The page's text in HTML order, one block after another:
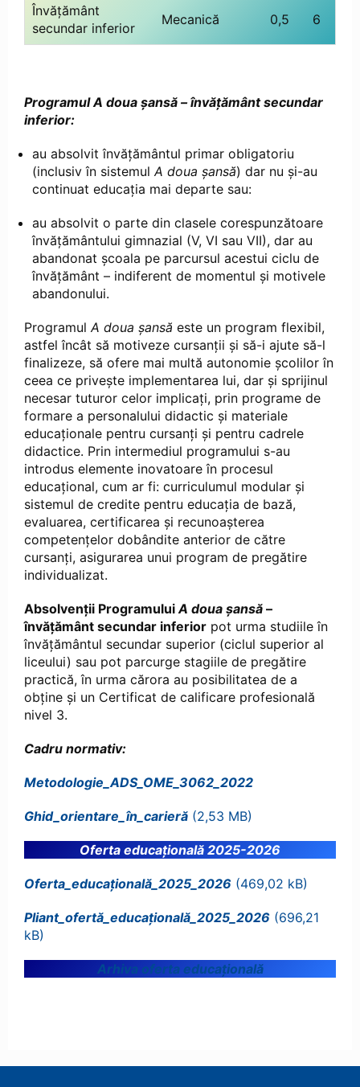
Învățământ
secundar inferior
Mecanică 0,5 6
Programul A doua şansă – învăţământ secundar
inferior:
au absolvit învăţământul primar obligatoriu
(inclusiv în sistemul A doua şansă) dar nu şi-au
continuat educaţia mai departe sau:
au absolvit o parte din clasele corespunzătoare
învăţământului gimnazial (V, VI sau VII), dar au
abandonat şcoala pe parcursul acestui ciclu de
învăţământ – indiferent de momentul şi motivele
abandonului.
Programul A doua șansă este un program flexibil,
astfel încât să motiveze cursanţii şi să-i ajute să-l
finalizeze, să ofere mai multă autonomie şcolilor în
ceea ce priveşte implementarea lui, dar şi sprijinul
necesar tuturor celor implicaţi, prin programe de
formare a personalului didactic şi materiale
educaţionale pentru cursanţi şi pentru cadrele
didactice. Prin intermediul programului s-au
introdus elemente inovatoare în procesul
educaţional, cum ar fi: curriculumul modular şi
sistemul de credite pentru educaţia de bază,
evaluarea, certificarea şi recunoaşterea
competenţelor dobândite anterior de către
cursanţi, asigurarea unui program de pregătire
individualizat.
Absolvenții Programului A doua șansă –
învățământ secundar inferior pot urma studiile în
învățământul secundar superior (ciclul superior al
liceului) sau pot parcurge stagiile de pregătire
practică, în urma cărora au posibilitatea de a
obține și un Certificat de calificare profesională
nivel 3.
Cadru normativ:
Metodologie_ADS_OME_3062_2022
Ghid_orientare_în_carieră
Oferta educațională 2025-2026
Oferta_educațională_2025_2026
Pliant_ofertă_educațională_2025_2026
Arhiva oferta educațională